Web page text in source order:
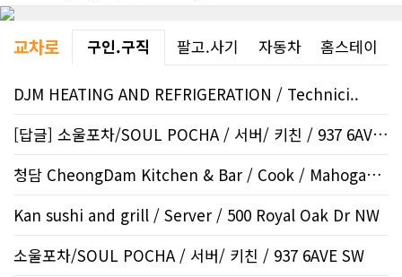
교차로 구인.구직 팔고.사기 자동차 홈스테이
DJM HEATING AND REFRIGERATION / Technici..
[답글] 소울포차/SOUL POCHA / 서버/ 키친 / 937 6AVE..
청담 CheongDam Kitchen & Bar / Cook / Mahogany SE
Kan sushi and grill / Server / 500 Royal Oak Dr NW
소울포차/SOUL POCHA / 서버/ 키친 / 937 6AVE SW